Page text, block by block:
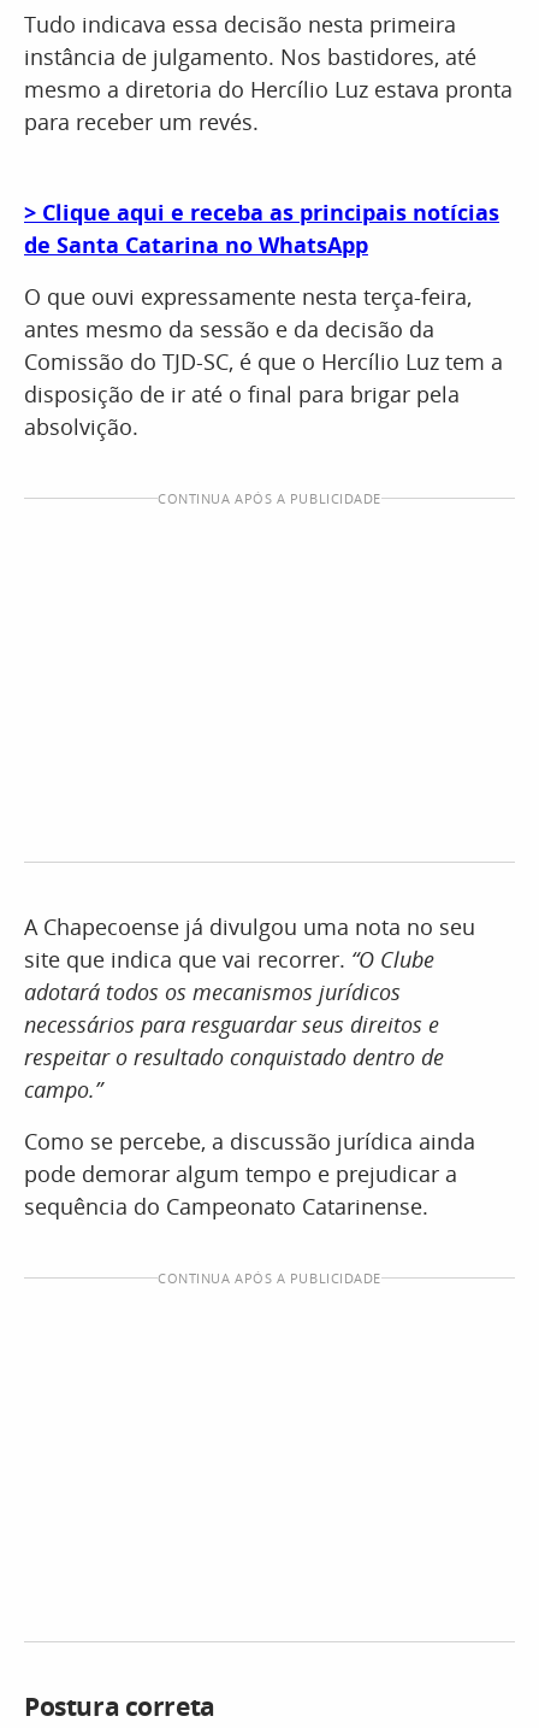
Tudo indicava essa decisão nesta primeira
instância de julgamento. Nos bastidores, até
mesmo a diretoria do Hercílio Luz estava pronta
para receber um revés.
> Clique aqui e receba as principais notícias
de Santa Catarina no WhatsApp
O que ouvi expressamente nesta terça-feira,
antes mesmo da sessão e da decisão da
Comissão do TJD-SC, é que o Hercílio Luz tem a
disposição de ir até o final para brigar pela
absolvição.
CONTINUA APÓS A PUBLICIDADE
A Chapecoense já divulgou uma nota no seu
site que indica que vai recorrer. “O Clube
adotará todos os mecanismos jurídicos
necessários para resguardar seus direitos e
respeitar o resultado conquistado dentro de
campo.”
Como se percebe, a discussão jurídica ainda
pode demorar algum tempo e prejudicar a
sequência do Campeonato Catarinense.
CONTINUA APÓS A PUBLICIDADE
Postura correta